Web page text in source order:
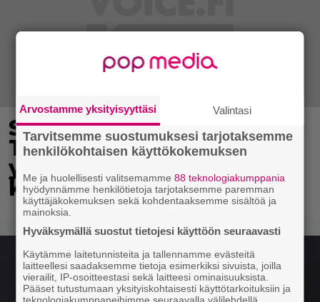
Syötkö perunoita näin?
Tutkijat löysivät
yhteyden vakavaan
kansansairauteen
Arvostamme yksityisyyttäsi Valintasi
Tarvitsemme suostumuksesi tarjotaksemme
henkilökohtaisen käyttökokemuksen
Me ja huolellisesti valitsemamme88 teknologiakumppania
hyödynnämme henkilötietoja tarjotaksemme paremman
käyttäjäkokemuksen sekä kohdentaaksemme sisältöä ja
mainoksia.
Hyväksymällä suostut tietojesi käyttöön seuraavasti
Käytämme laitetunnisteita ja tallennamme evästeitä
laitteellesi saadaksemme tietoja esimerkiksi sivuista, joilla
vierailit, IP-osoitteestasi sekä laitteesi ominaisuuksista.
Pääset tutustumaan yksityiskohtaisesti käyttötarkoituksiin ja